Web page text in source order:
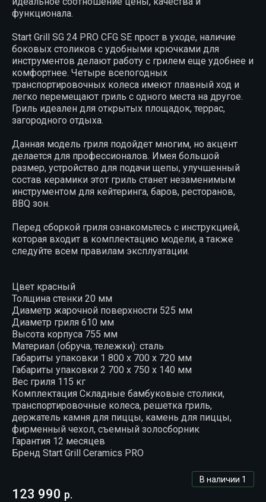
функционала.
Start Grill SG 24 PRO CFG SE прост в уходе, наличие
боковых столиков с удобными крючками для
инструментов делают работу с грилем еще удобнее и
комфортнее. Четыре всепогодных
транспортировочных колеса имеют плавный ход и
легко перемещают гриль с одного места на другое.
Гриль идеален для открытых площадок, террас,
загородного отдыха.
Данная модель гриля подойдет многим, но акцент
делается для профессионалов. Имея большой
размер, устройство для подачи щепы, улучшенный
состав керамики этот гриль станет незаменимым
инструментом для кейтеринга, баров, ресторанов,
BBQ зон.
Перед сборкой гриля ознакомьтесь с инструкцией,
которая входит в комплектацию модели, а также
следуйте всем правилам эксплуатации.
Цвет красный
Толщина стенки 20 мм
Диаметр жарочной поверхности 525 мм
Диаметр гриля 610 мм
Высота корпуса 755 мм
Материал (обруча, тележки): сталь
Габариты упаковки 1 800 x 700 x 720 мм
Габариты упаковки 2 700 x 750 x 140 мм
Вес гриля 115 кг
Комплектация Складные бамбуковые столики,
транспортировочные колеса, решетка гриль,
держатель камня для пиццы, камень для пиццы,
фирменный чехол, съемный золосборник
Гарантия 12 месяцев
Бренд Start Grill Ceramics PRO
В наличии 1
123 990 р.